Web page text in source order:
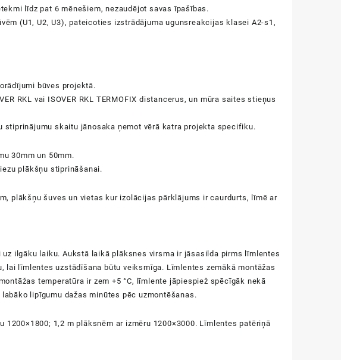
līdz pat 6 mēnešiem, nezaudējot savas īpašības.
(U1, U2, U3), pateicoties izstrādājuma ugunsreakcijas klasei A2-s1,
būves projektā.
RKL vai ISOVER RKL TERMOFIX distancerus, un mūra saites stieņus
stiprinājumu skaitu jānosaka ņemot vērā katra projekta specifiku.
30mm un 50mm.
plākšņu stiprināšanai.
plākšņu šuves un vietas kur izolācijas pārklājums ir caurdurts, līmē ar
ilgāku laiku. Aukstā laikā plāksnes virsma ir jāsasilda pirms līmlentes
līmlentes uzstādīšana būtu veiksmīga. Līmlentes zemākā montāžas
temperatūra ir zem +5 °C, līmlente jāpiespiež spēcīgāk nekā
lipīgumu dažas minūtes pēc uzmontēšanas.
1,2 m plāksnēm ar izmēru 1200×3000. Līmlentes patēriņā